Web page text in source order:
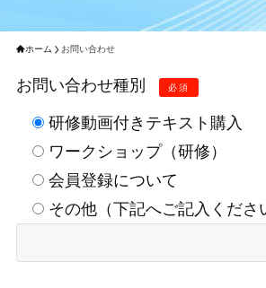
ホーム お問い合わせ
お問い合わせ種別 必須
研修動画付きテキスト購入
ワークショップ（研修）
会員登録について
その他（下記へご記入くださ